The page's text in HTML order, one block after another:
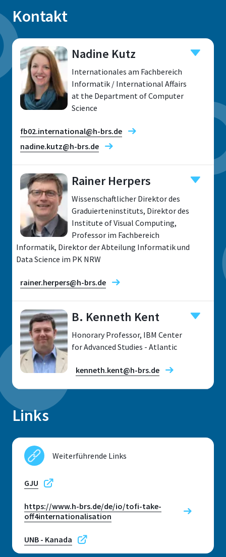
Kontakt
Nadine Kutz
Internationales am Fachbereich
Informatik / International Affairs
at the Department of Computer
Science
fb02.international@h-brs.de
nadine.kutz@h-brs.de
Standort
Sankt Augustin
Raum
C 158
Adresse
53757, Sankt Augustin
Telefon
Nadine Kutz
Rainer Herpers
Wissenschaftlicher Direktor des
Graduierteninstituts, Direktor des
Institute of Visual Computing,
Professor im Fachbereich
Informatik, Direktor der Abteilung Informatik und
Data Science im PK NRW
rainer.herpers@h-brs.de
Forschungsfelder
Sankt Augustin
F 427
Adresse
Grantham-Allee 20
53757, Sankt Augustin
B. Kenneth Kent
Honorary Professor, IBM Center
for Advanced Studies - Atlantic
kenneth.kent@h-brs.de
Sankt Augustin
Raum
C 253
Adresse
Grantham-Allee 20
53757, Sankt Augustin
Links
Weiterführende Links
GJU
https://www.h-brs.de/de/io/tofi-take-
off4internationalisation
UNB - Kanada